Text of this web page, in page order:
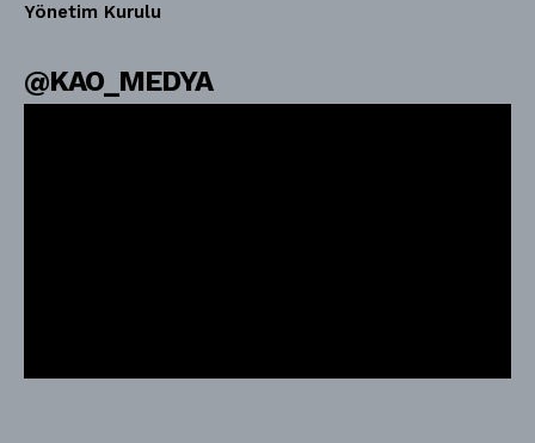
Yönetim Kurulu
@KAO_MEDYA